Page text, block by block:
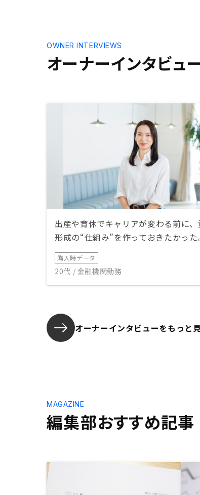
オーナーインタビュ
OWNER INTERVIEWS
出産や育休でキャリアが変わる前に、
形成の“仕組み”を作っておきたかった
購入時データ
20代 / 金融機関勤務
オーナーインタビューをもっと
編集部おすすめ記事
MAGAZINE